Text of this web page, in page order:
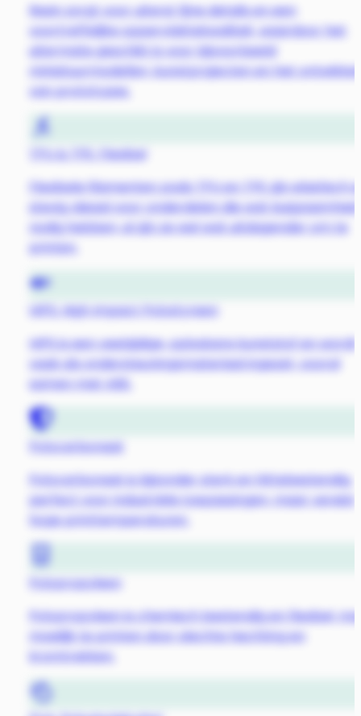
Resin zorgt voor uiterst fijne details en een
voortreffelijke oppervlaktekwaliteit, waardoor het
uitermate geschikt is voor bijvoorbeeld
miniatuurmodellen, kunstprojecten en het
van prototypes.
TPU & TPE: Flexibel
Flexibele filamenten zoals TPU en TPE zijn elastisch
stevig, ideaal voor onderdelen die wat buigzaamheid
nodig hebben, al zijn ze wel wat uitdagender om te
printen.
HIPS: High Impact Polystyreen
HIPS is een veelzijdige, oplosbare kunststof en wordt
vaak als ondersteuningsmateriaal ingezet, vooral
samen met ABS.
Polycarbonaat
Polycarbonaat is bijzonder sterk en hittebestendig,
perfect voor industriële toepassingen, maar vereist
hoge printtemperaturen.
Polypropyleen
Polypropyleen is chemisch bestendig en flexibel,
moeilijk te printen door slechte hechting en
kromtrekken.